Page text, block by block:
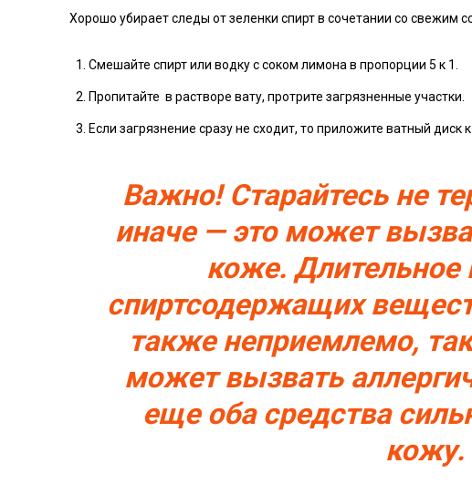
Хорошо убирает следы от зеленки спирт в сочетании со свежим
Смешайте спирт или водку с соком лимона в пропорции 5 к 1.
Пропитайте в растворе вату, протрите загрязненные участки.
Если загрязнение сразу не сходит, то приложите ватный диск
Важно! Старайтесь не
иначе — это может
коже. Длительное
спиртсодержащих
также неприемлемо,
может вызвать
еще оба средства
кожу.